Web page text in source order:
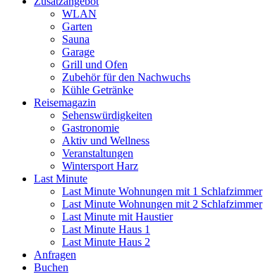
WLAN
Garten
Sauna
Garage
Grill und Ofen
Zubehör für den Nachwuchs
Kühle Getränke
Reisemagazin
Sehenswürdigkeiten
Gastronomie
Aktiv und Wellness
Veranstaltungen
Wintersport Harz
Last Minute
Last Minute Wohnungen mit 1 Schlafzimmer
Last Minute Wohnungen mit 2 Schlafzimmer
Last Minute mit Haustier
Last Minute Haus 1
Last Minute Haus 2
Anfragen
Buchen